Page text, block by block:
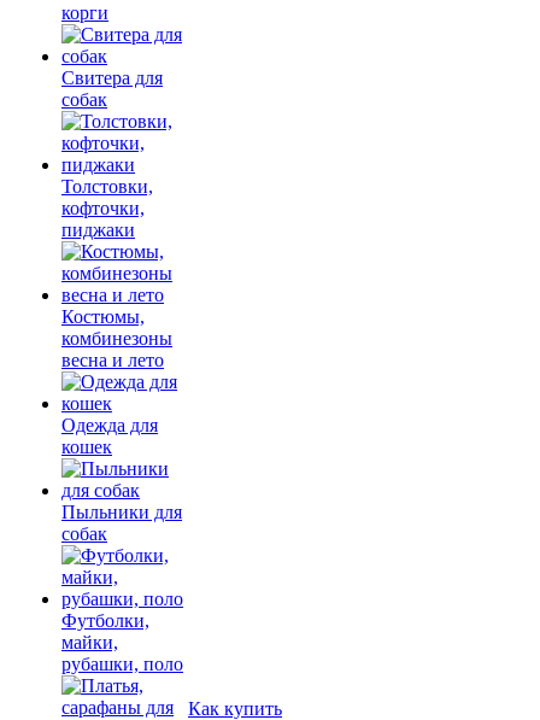
корги
Свитера для
собак
Толстовки,
кофточки,
пиджаки
Костюмы,
комбинезоны
весна и лето
Одежда для
кошек
Пыльники для
собак
Футболки,
майки,
рубашки, поло
Как купить